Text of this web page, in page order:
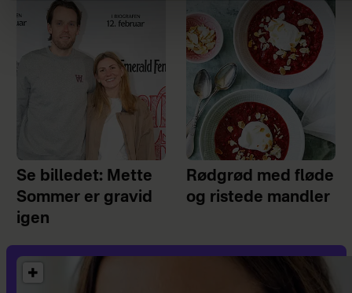
Se billedet: Mette
Sommer er gravid
igen
Rødgrød med fløde
og ristede mandler